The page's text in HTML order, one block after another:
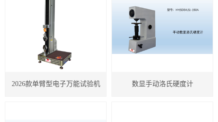
紧固件检测仪器
电子扭转试验机
高低温控制试验机
2026款单臂型电子万能试验机 数显手动洛氏硬度计